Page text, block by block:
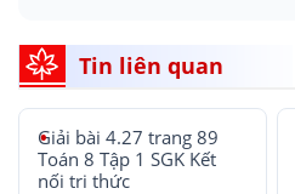
Tin liên quan
Giải bài 4.27 trang 89
Toán 8 Tập 1 SGK Kết
nối tri thức